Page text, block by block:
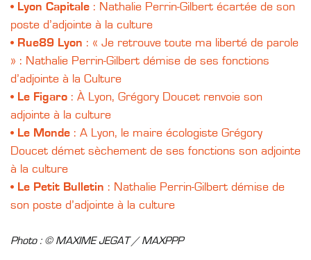
• Lyon Capitale : Nathalie Perrin-Gilbert écartée de son
poste d’adjointe à la culture
• Rue89 Lyon : « Je retrouve toute ma liberté de parole
» : Nathalie Perrin-Gilbert démise de ses fonctions
d’adjointe à la Culture
• Le Figaro : À Lyon, Grégory Doucet renvoie son
adjointe à la culture
• Le Monde : A Lyon, le maire écologiste Grégory
Doucet démet sèchement de ses fonctions son adjointe
à la culture
• Le Petit Bulletin : Nathalie Perrin-Gilbert démise de
son poste d’adjointe à la culture
Photo : © MAXIME JEGAT / MAXPPP